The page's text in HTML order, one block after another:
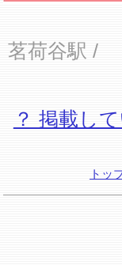
茗荷谷駅 /
？ 掲載し
トッ